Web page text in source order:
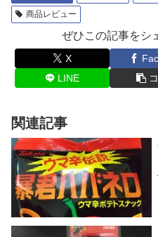
商品レビュー
ぜひこの記事をシ
X
LINE
関連記事